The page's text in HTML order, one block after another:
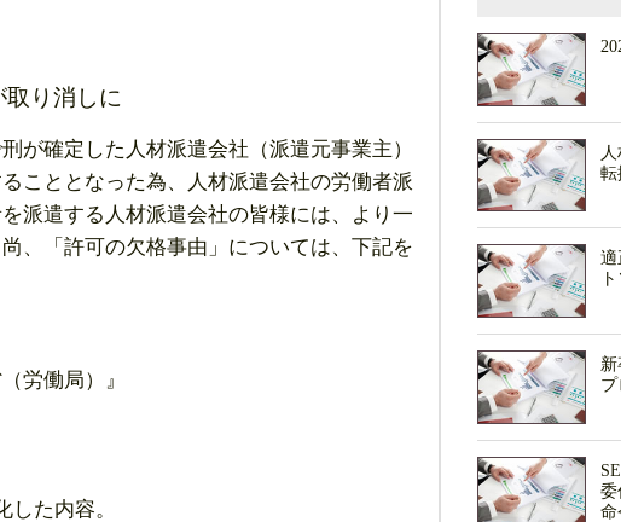
り消しに
確定した人材派遣会社（派遣元事業主）
こととなった為、人材派遣会社の労働者派
派遣する人材派遣会社の皆様には、より一
、「許可の欠格事由」については、下記を
労働局）』
た内容。
転
適
プ
委
命